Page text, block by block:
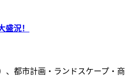
盛況！
、都市計画・ランドスケープ・商